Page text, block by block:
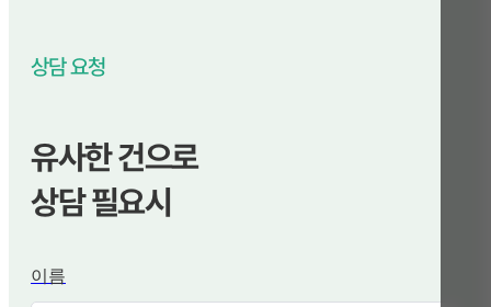
상담 요청
유사한 건으로
상담 필요시
이름